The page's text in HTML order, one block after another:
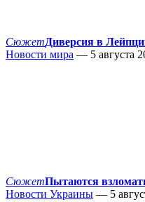
СюжетДиверсия в
Новости мира — 5 августа
СюжетПытаются
Новости Украины — 5